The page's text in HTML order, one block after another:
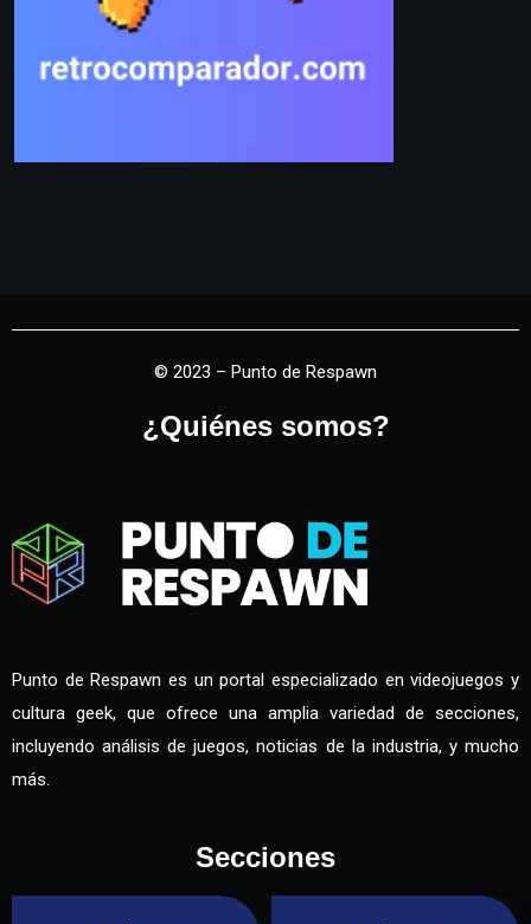
© 2023 – Punto de Respawn
¿Quiénes somos?
Punto de Respawn es un portal especializado en videojuegos y
cultura geek, que ofrece una amplia variedad de secciones,
incluyendo análisis de juegos, noticias de la industria, y mucho
más.
Secciones